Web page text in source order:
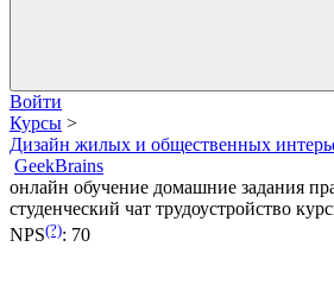
Войти
Курсы >
Дизайн жилых и общественных
GeekBrains
онлайн обучение домашние задания
студенческий чат трудоустройство
NPS(?): 70